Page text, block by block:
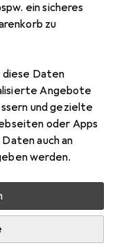
ein sicheres
zu
diese Daten
Angebote
und gezielte
oder Apps
auch an
werden.
von Villeroy & Boch